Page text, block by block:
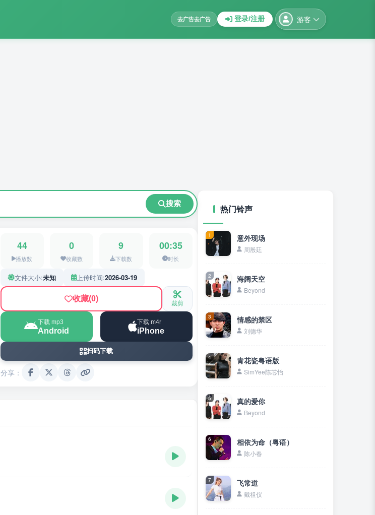
去广告去广告 登录/注册 游客
搜索
44
播放数
0
收藏数
9
下载数
00:35
时长
文件大小:未知 上传时间:2026-03-19
收藏(0) 裁剪
下载 mp3
Android
下载 m4r
iPhone
扫码下载
分享：
热门铃声
1 意外现场
周殷廷
2 海阔天空
Beyond
3 情感的禁区
刘德华
4 青花瓷粤语版
SimYee陈芯怡
5 真的爱你
Beyond
6 相依为命（粤语）
陈小春
7 飞常道
戴祖仪